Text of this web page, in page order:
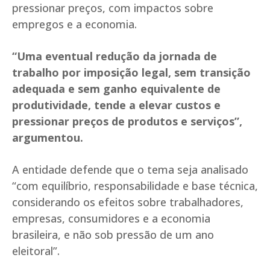
pressionar preços, com impactos sobre
empregos e a economia.
“Uma eventual redução da jornada de
trabalho por imposição legal, sem transição
adequada e sem ganho equivalente de
produtividade, tende a elevar custos e
pressionar preços de produtos e serviços”,
argumentou.
A entidade defende que o tema seja analisado
“com equilíbrio, responsabilidade e base técnica,
considerando os efeitos sobre trabalhadores,
empresas, consumidores e a economia
brasileira, e não sob pressão de um ano
eleitoral”.